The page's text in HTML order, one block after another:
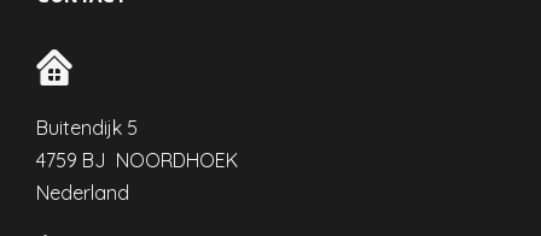
Buitendijk 5
4759 BJ NOORDHOEK
Nederland